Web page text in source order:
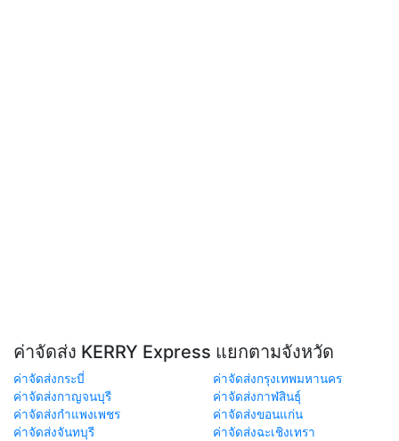
ค่าจัดส่ง KERRY Express แยกตามจังหวัด
ค่าจัดส่งกระบี่
ค่าจัดส่งกรุงเทพมหานคร
ค่าจัดส่งกาญจนบุรี
ค่าจัดส่งกาฬสินธุ์
ค่าจัดส่งกำแพงเพชร
ค่าจัดส่งขอนแก่น
ค่าจัดส่งจันทบุรี
ค่าจัดส่งฉะเชิงเทรา